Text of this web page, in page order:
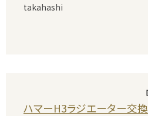
takahashi
ハマーH3ラジエーター交換